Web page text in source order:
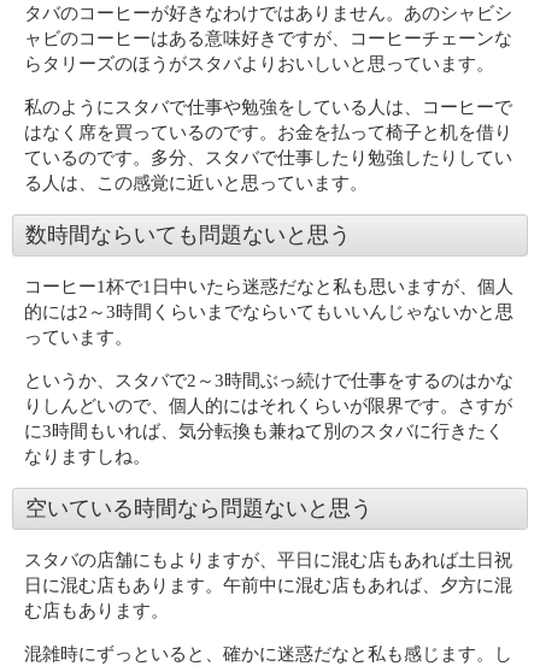
タバのコーヒーが好きなわけではありません。あのシャビシ
ャビのコーヒーはある意味好きですが、コーヒーチェーンな
らタリーズのほうがスタバよりおいしいと思っています。
私のようにスタバで仕事や勉強をしている人は、コーヒーで
はなく席を買っているのです。お金を払って椅子と机を借り
ているのです。多分、スタバで仕事したり勉強したりしてい
る人は、この感覚に近いと思っています。
数時間ならいても問題ないと思う
コーヒー1杯で1日中いたら迷惑だなと私も思いますが、個人
的には2～3時間くらいまでならいてもいいんじゃないかと思
っています。
というか、スタバで2～3時間ぶっ続けで仕事をするのはかな
りしんどいので、個人的にはそれくらいが限界です。さすが
に3時間もいれば、気分転換も兼ねて別のスタバに行きたく
なりますしね。
空いている時間なら問題ないと思う
スタバの店舗にもよりますが、平日に混む店もあれば土日祝
日に混む店もあります。午前中に混む店もあれば、夕方に混
む店もあります。
混雑時にずっといると、確かに迷惑だなと私も感じます。し